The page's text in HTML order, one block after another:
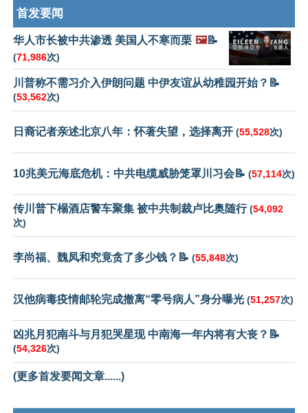
首发要闻
华人市长被中共渗透 美国人不寒而栗 🖼️📝
(71,986次)
川普称不需习介入伊朗问题 中伊友谊从幼稚园开始？📝
(53,562次)
日裔记者亲述北京八年：怀著失望，选择离开 (55,528次)
10兆美元海底危机：中共电缆威胁笼罩川习会📝 (57,114次)
传川普下榻酒店警车聚集 被中共制裁卢比奥随行(54,092
次)
李尚福、魏凤和究竟贪了多少钱？📝 (55,848次)
汉他病毒疫情邮轮完成撤离“零号病人”身分曝光 (51,257次)
凶兆月犯南斗与月犯哭星现 中南海一年内将有大丧？📝
(54,326次)
(更多首发要闻文章......)